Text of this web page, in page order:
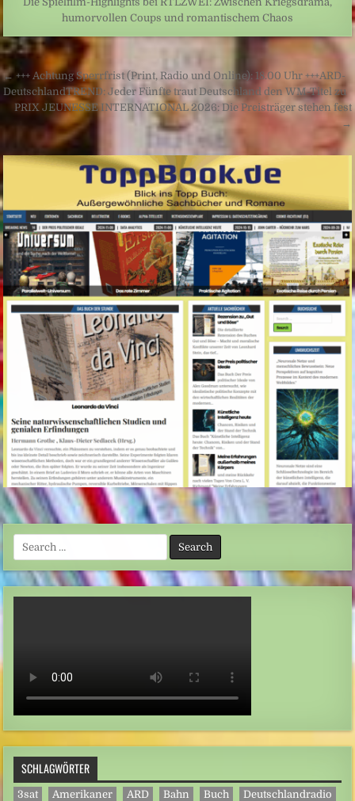
humorvollen Coups und romantischem Chaos
Beitragsnavigation
← +++ Achtung Sperrfrist (Print, Radio und Online): 18.00 Uhr +++ARD-
DeutschlandTREND: Jeder Fünfte traut Deutschland den WM-Titel zu
PRIX JEUNESSE INTERNATIONAL 2026: Die Preisträger stehen fest
→
Search
for:
SCHLAGWÖRTER
3sat Amerikaner ARD Bahn Buch
Deutschlandradio